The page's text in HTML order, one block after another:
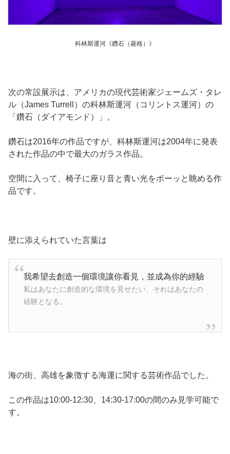
科林斯運河《鑽石（菱格）》
次の常設展示は、アメリカの現代芸術家ジェームズ・タレ
ル（James Turrell）の科林斯運河（コリントス運河）の
「鑽石（ダイアモンド）」。
鑽石は2016年の作品ですが、科林斯運河は2004年に発表
された作品の中で最大のガラス作品。
空間に入って、椅子に座り音と青い光をボーッと眺める作
品です。
壁に添えられていた言葉は
我希望去創造一個環境讓你看見，並成為你的經驗
私はあなたに創造的な環境を見せたい、それはあなたの
経験となる。
海の街、高雄を象徴する海運に関する芸術作品でした。
この作品は10:00-12:30、14:30-17:00の間のみ見学可能で
す。